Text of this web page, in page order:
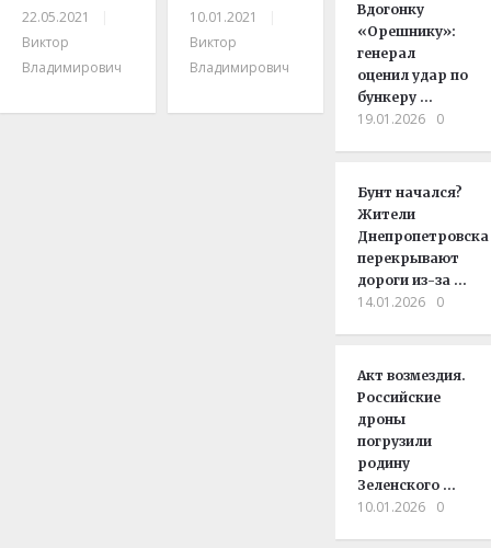
22.05.2021
Виктор
Владимирович
10.01.2021
Виктор
Владимирович
Вдогонку
«Орешнику»:
генерал
оценил удар по
бункеру …
19.01.2026 0
Бунт начался?
Жители
Днепропетровска
перекрывают
дороги из-за …
14.01.2026 0
Акт возмездия.
Российские
дроны
погрузили
родину
Зеленского …
10.01.2026 0